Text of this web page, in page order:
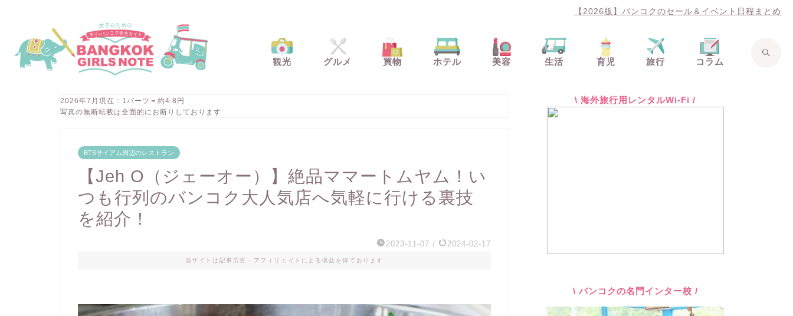
【2026版】バンコクのセール＆イベント日程まとめ
観光 グルメ 買物 ホテル 美容 生活 育児 旅行 コラム
2026年7月現在：1バーツ＝約4.8円
写真の無断転載は全面的にお断りしております
BTSサイアム周辺のレストラン
【Jeh O（ジェーオー）】絶品ママートムヤム！い
つも行列のバンコク大人気店へ気軽に行ける裏技
を紹介！
2023-11-07 / 2024-02-17
当サイトは記事広告・アフィリエイトによる収益を得ております
\ 海外旅行用レンタルWi-Fi /
\ バンコクの名門インター校 /